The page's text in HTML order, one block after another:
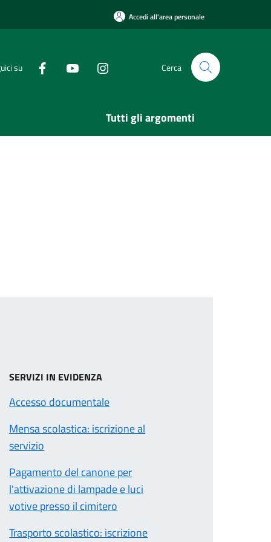
Accedi all'area personale
su Cerca
Tutti gli argomenti
SERVIZI IN EVIDENZA
Accesso documentale
Mensa scolastica: iscrizione al
servizio
Pagamento del canone per
l'attivazione di lampade e luci
votive presso il cimitero
Trasporto scolastico: iscrizione